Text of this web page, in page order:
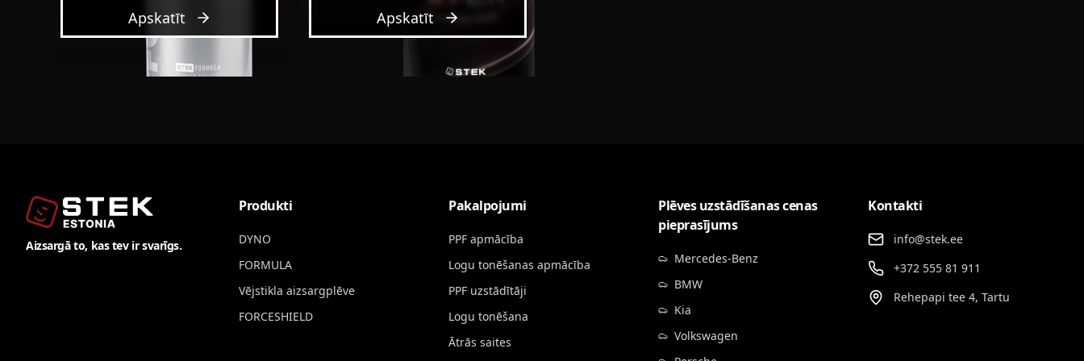
Apskatīt Apskatīt
Aizsargā to, kas tev ir svarīgs.
Produkti
DYNO
FORMULA
Vējstikla aizsargplēve
FORCESHIELD
Pakalpojumi
PPF apmācība
Logu tonēšanas apmācība
PPF uzstādītāji
Logu tonēšana
Ātrās saites
Plēves uzstādīšanas cenas
pieprasījums
Mercedes-Benz
BMW
Kia
Volkswagen
Kontakti
info@stek.ee
+372 555 81 911
Rehepapi tee 4, Tartu